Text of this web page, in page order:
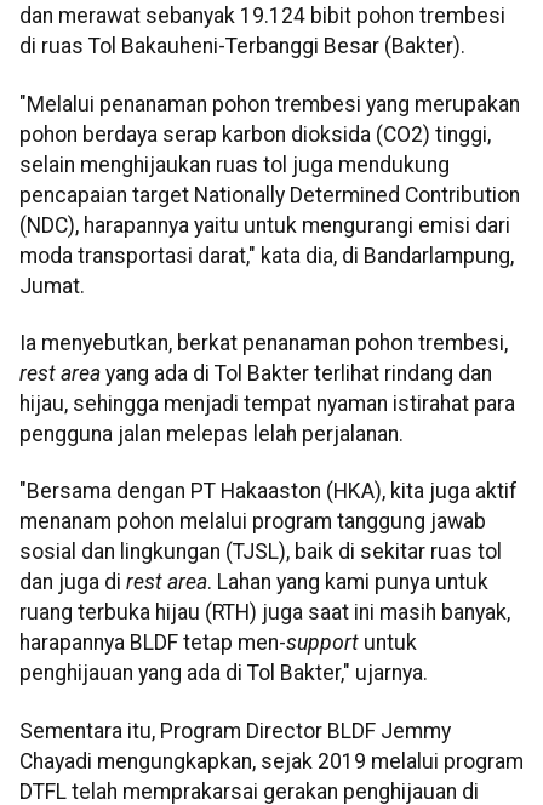
dan merawat sebanyak 19.124 bibit pohon trembesi
di ruas Tol Bakauheni-Terbanggi Besar (Bakter).
"Melalui penanaman pohon trembesi yang merupakan
pohon berdaya serap karbon dioksida (CO2) tinggi,
selain menghijaukan ruas tol juga mendukung
pencapaian target Nationally Determined Contribution
(NDC), harapannya yaitu untuk mengurangi emisi dari
moda transportasi darat," kata dia, di Bandarlampung,
Jumat.
Ia menyebutkan, berkat penanaman pohon trembesi,
rest area yang ada di Tol Bakter terlihat rindang dan
hijau, sehingga menjadi tempat nyaman istirahat para
pengguna jalan melepas lelah perjalanan.
"Bersama dengan PT Hakaaston (HKA), kita juga aktif
menanam pohon melalui program tanggung jawab
sosial dan lingkungan (TJSL), baik di sekitar ruas tol
dan juga di rest area. Lahan yang kami punya untuk
ruang terbuka hijau (RTH) juga saat ini masih banyak,
harapannya BLDF tetap men-support untuk
penghijauan yang ada di Tol Bakter," ujarnya.
Sementara itu, Program Director BLDF Jemmy
Chayadi mengungkapkan, sejak 2019 melalui program
DTFL telah memprakarsai gerakan penghijauan di